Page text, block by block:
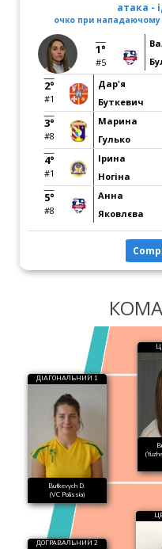
атака -
очко при нападаючому
1°
#5
2°
#1
Дар'я
Буткевич
3°
#8
Марина
Гулько
4°
#1
Ірина
Ногіна
5°
#8
Анна
Яковлєва
ДІАГОНАЛЬНИЙ 1
Butkevych D.
(VC Polissia)
ДОГРАВАЛЬНИЙ 2